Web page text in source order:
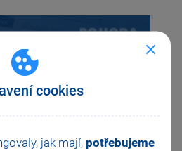
cookies
jak mají, potřebujeme